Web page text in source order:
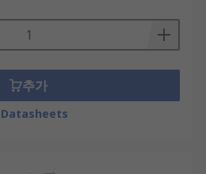
추가
Datasheets